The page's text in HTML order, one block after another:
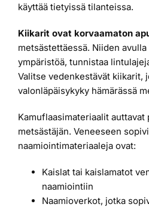
käyttää tietyissä tilanteissa.
Kiikarit ovat korvaamaton
metsästettäessä. Niiden
ympäristöä, tunnistaa
Valitse vedenkestävät kiikarit,
valonläpäisykyky hämärässä
Kamuflaasimateriaalit
metsästäjän. Veneeseen
naamiointimateriaaleja ovat:
Kaislat tai kaislamatot
naamiointiin
Naamioverkot, jotka